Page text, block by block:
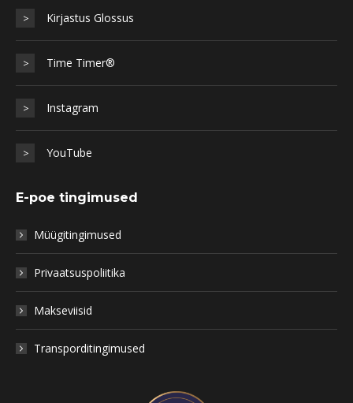
> Kirjastus Glossus
> Time Timer®
> Instagram
> YouTube
E-poe tingimused
Müügitingimused
Privaatsuspoliitika
Makseviisid
Transporditingimused